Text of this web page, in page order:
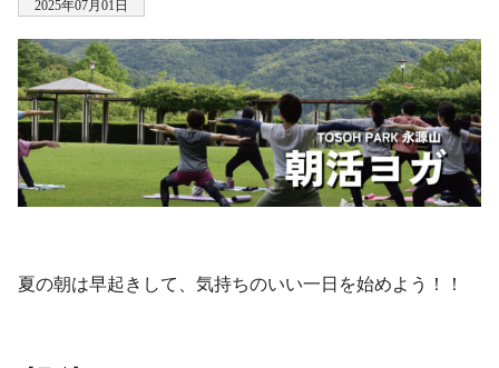
2025年07月01日
夏の朝は早起きして、気持ちのいい一日を始めよう！！